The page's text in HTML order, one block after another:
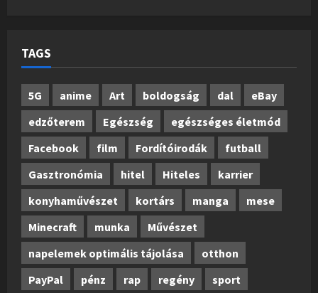
TAGS
5G anime Art boldogság dal
eBay
edzőterem
Egészség
egészséges életmód
Facebook
film Fordítóirodák
futball
Gasztronómia
hitel Hiteles
karrier
konyhaművészet
kortárs manga
mese
Minecraft
munka
Művészet
napelemek optimális tájolása
otthon
PayPal
pénz rap regény
sport